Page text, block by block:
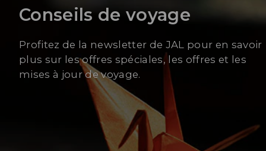
Conseils de voyage
Profitez de la newsletter de JAL pour en savoir
plus sur les offres spéciales, les offres et les
mises à jour de voyage.